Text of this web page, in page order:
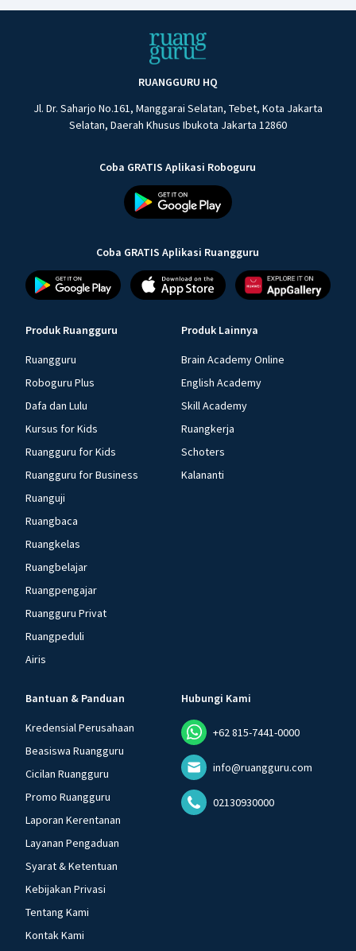
RUANGGURU HQ
Jl. Dr. Saharjo No.161, Manggarai Selatan, Tebet, Kota Jakarta
Selatan, Daerah Khusus Ibukota Jakarta 12860
Coba GRATIS Aplikasi Roboguru
Coba GRATIS Aplikasi Ruangguru
Produk Ruangguru
Ruangguru
Roboguru Plus
Dafa dan Lulu
Kursus for Kids
Ruangguru for Kids
Ruangguru for Business
Ruanguji
Ruangbaca
Ruangkelas
Ruangbelajar
Ruangpengajar
Ruangguru Privat
Ruangpeduli
Airis
Produk Lainnya
Brain Academy Online
English Academy
Skill Academy
Ruangkerja
Schoters
Kalananti
Bantuan & Panduan
Kredensial Perusahaan
Beasiswa Ruangguru
Cicilan Ruangguru
Promo Ruangguru
Laporan Kerentanan
Layanan Pengaduan
Syarat & Ketentuan
Kebijakan Privasi
Tentang Kami
Kontak Kami
Hubungi Kami
+62 815-7441-0000
info@ruangguru.com
02130930000